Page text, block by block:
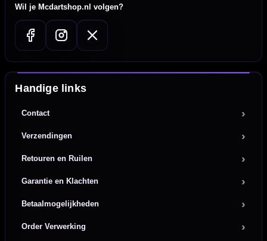
Wil je Mcdartshop.nl volgen?
Handige links
Contact
Verzendingen
Retouren en Ruilen
Garantie en Klachten
Betaalmogelijkheden
Order Verwerking